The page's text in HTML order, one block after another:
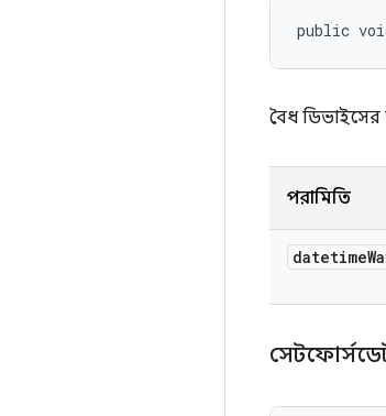
public
বৈধ
পরামিতি
datetime